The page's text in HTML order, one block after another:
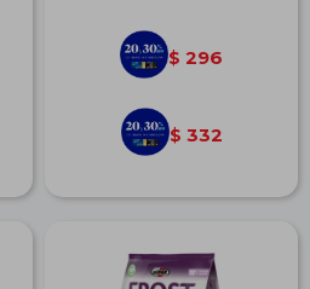
$ 296
$ 332